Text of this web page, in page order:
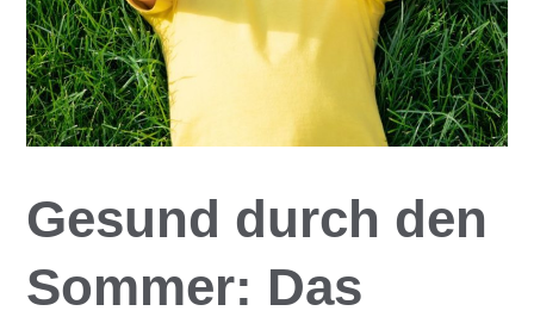
Gesund durch den
Sommer: Das